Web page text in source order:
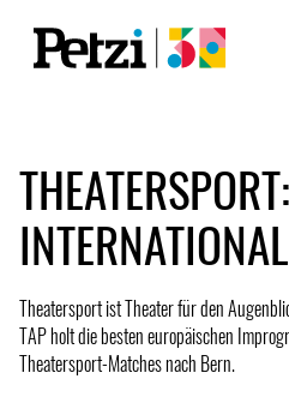
Theatersport ist Theater für den
TAP holt die besten europäischen
Theatersport-Matches nach Bern.